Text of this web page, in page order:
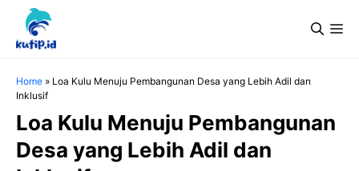
Langsung
Home » Loa Kulu Menuju Pembangunan Desa yang Lebih Adil dan
Inklusif
Loa Kulu Menuju Pembangunan
Desa yang Lebih Adil dan